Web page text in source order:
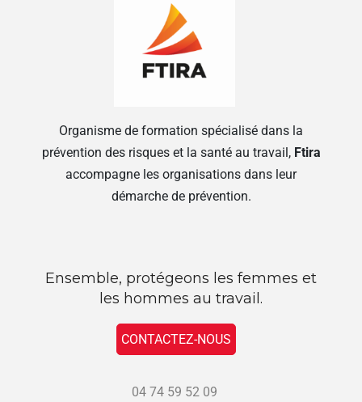
Organisme de formation spécialisé dans la
prévention des risques et la santé au travail, Ftira
accompagne les organisations dans leur
démarche de prévention.
Ensemble, protégeons les femmes et
les hommes au travail.
CONTACTEZ-NOUS
04 74 59 52 09